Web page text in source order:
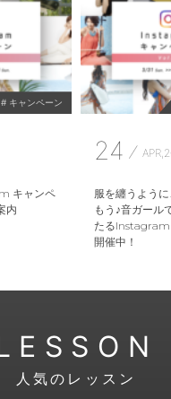
# キャンペーン
キャンペ
内
24
服を纏うよう
もう♪音ガール
たるInstagram
開催中！
人気のレッスン